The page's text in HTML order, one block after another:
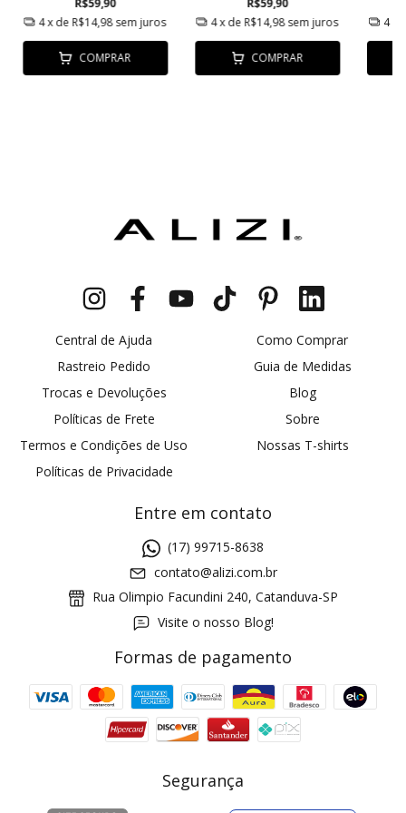
R$59,90
4x de R$14,98 sem juros
COMPRAR
R$59,90
4x de R$14,98sem juros
COMPRAR
4
Central de Ajuda
Rastreio Pedido
Trocas e Devoluções
Políticas de Frete
Termos e Condições de Uso
Políticas de Privacidade
Como Comprar
Guia de Medidas
Blog
Sobre
Nossas T-shirts
Entre em contato
(17) 99715-8638
contato@alizi.com.br
Rua Olimpio Facundini 240, Catanduva-SP
Visite o nosso Blog!
Formas de pagamento
Segurança
Cupom 1a compra: GANHE5